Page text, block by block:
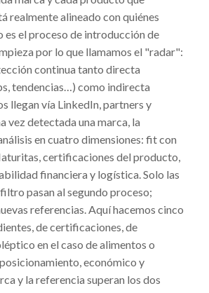
realmente alineado con quiénes
es el proceso de introducción de
por lo que llamamos el "radar":
continua tanto directa
tendencias…) como indirecta
llegan vía LinkedIn, partners y
vez detectada una marca, la
en cuatro dimensiones: fit con
certificaciones del producto,
financiera y logística. Solo las
pasan al segundo proceso;
referencias. Aquí hacemos cinco
de certificaciones, de
en el caso de alimentos o
económico y
y la referencia superan los dos